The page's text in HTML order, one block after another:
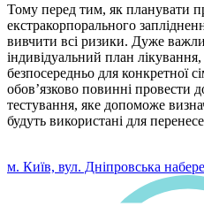
Тому перед тим, як планувати
екстракорпорального
вивчити всі ризики. Дуже
індивідуальний план
безпосередньо для конкретної
обов’язково повинні провести
тестування, яке допоможе
будуть використані для
м. Київ, вул. Дніпровська